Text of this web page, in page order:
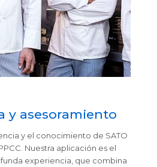
y asesoramiento
y el conocimiento de SATO
Nuestra aplicación es el
experiencia, que combina